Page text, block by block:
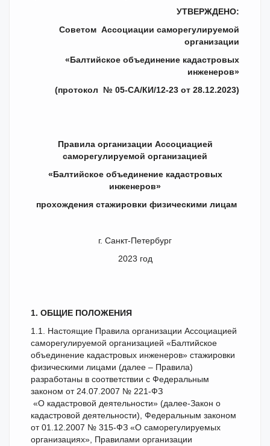
УТВЕРЖДЕНО:
Советом Ассоциации саморегулируемой
организации
«Балтийское объединение кадастровых
инженеров»
(протокол № 05-СА/КИ/12-23 от 28.12.2023)
Правила организации Ассоциацией
саморегулируемой организацией
«Балтийское объединение кадастровых
инженеров»
прохождения стажировки физическими лицам
г. Санкт-Петербург
2023 год
1. ОБЩИЕ ПОЛОЖЕНИЯ
1.1. Настоящие Правила организации Ассоциацией
саморегулируемой организацией «Балтийское
объединение кадастровых инженеров» стажировки
физическими лицами (далее – Правила)
разработаны в соответствии с Федеральным
законом от 24.07.2007 № 221-ФЗ
«О кадастровой деятельности» (далее-Закон о
кадастровой деятельности), Федеральным законом
от 01.12.2007 № 315-ФЗ «О саморегулируемых
организациях», Правилами организации